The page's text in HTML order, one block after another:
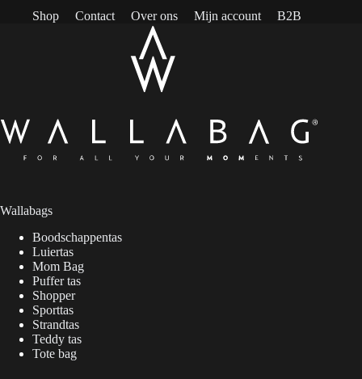
Shop Contact Over ons Mijn account B2B
Wallabags
Boodschappentas
Luiertas
Mom Bag
Puffer tas
Shopper
Sporttas
Strandtas
Teddy tas
Tote bag